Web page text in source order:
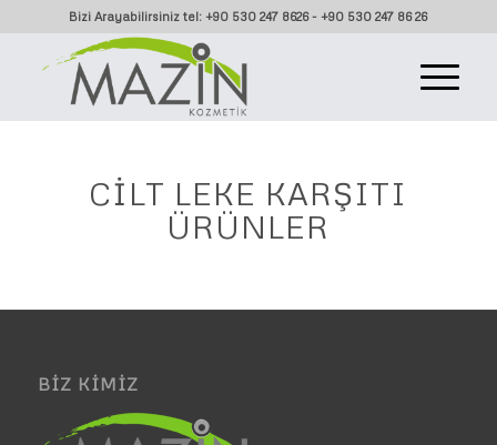
Bizi Arayabilirsiniz tel: +90 530 247 8626 - +90 530 247 86 26
CILT LEKE KARŞITI
ÜRÜNLER
BIZ KIMIZ